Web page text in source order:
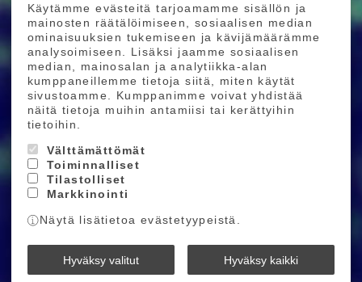
Käytämme evästeitä tarjoamamme sisällön ja
mainosten räätälöimiseen, sosiaalisen median
ominaisuuksien tukemiseen ja kävijämäärämme
analysoimiseen. Lisäksi jaamme sosiaalisen
median, mainosalan ja analytiikka-alan
kumppaneillemme tietoja siitä, miten käytät
sivustoamme. Kumppanimme voivat yhdistää
näitä tietoja muihin antamiisi tai kerättyihin
tietoihin.
Välttämättömät
Toiminnalliset
Tilastolliset
Markkinointi
Näytä lisätietoa evästetyypeistä.
Hyväksy valitut Hyväksy kaikki
Ride More – Pyöräkauppa ja pyörähuolto
Helsingissä
TILAA UUTISKIRJEEMME
Tilaamalla uutiskirjeemme saat uusimmat edut
suoraan sähköpostiisi.
Hyväksyn henkilötietojen tallentamisen (
Ride More © 2026